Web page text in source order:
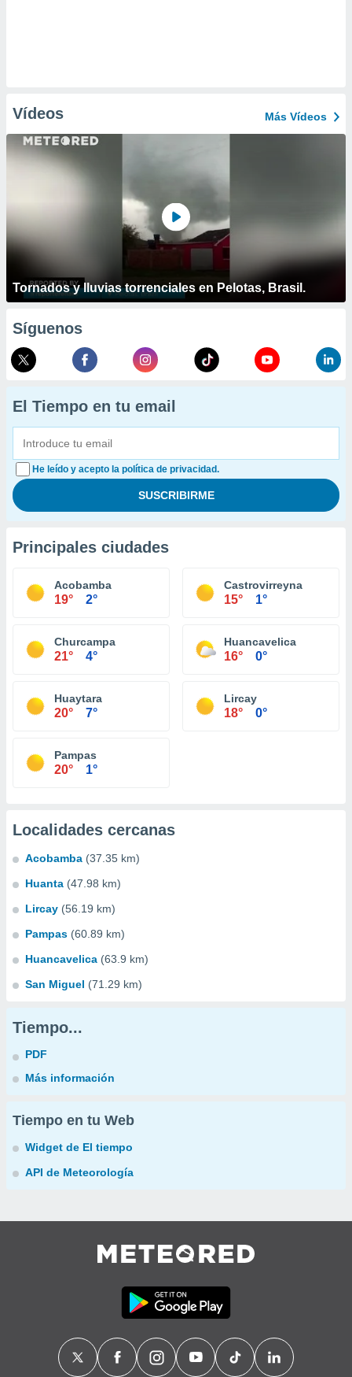
Vídeos Más Vídeos
Tornados y lluvias torrenciales en Pelotas, Brasil.
Síguenos
El Tiempo en tu email
He leído y acepto la política de privacidad.
Principales ciudades
Acobamba
19° 2°
Castrovirreyna
15° 1°
Churcampa
21° 4°
Huancavelica
16° 0°
Huaytara
20° 7°
Lircay
18° 0°
Pampas
20° 1°
Localidades cercanas
Acobamba (37.35 km)
Huanta (47.98 km)
Lircay (56.19 km)
Pampas (60.89 km)
Huancavelica (63.9 km)
San Miguel (71.29 km)
Tiempo...
PDF
Más información
Tiempo en tu Web
Widget de El tiempo
API de Meteorología